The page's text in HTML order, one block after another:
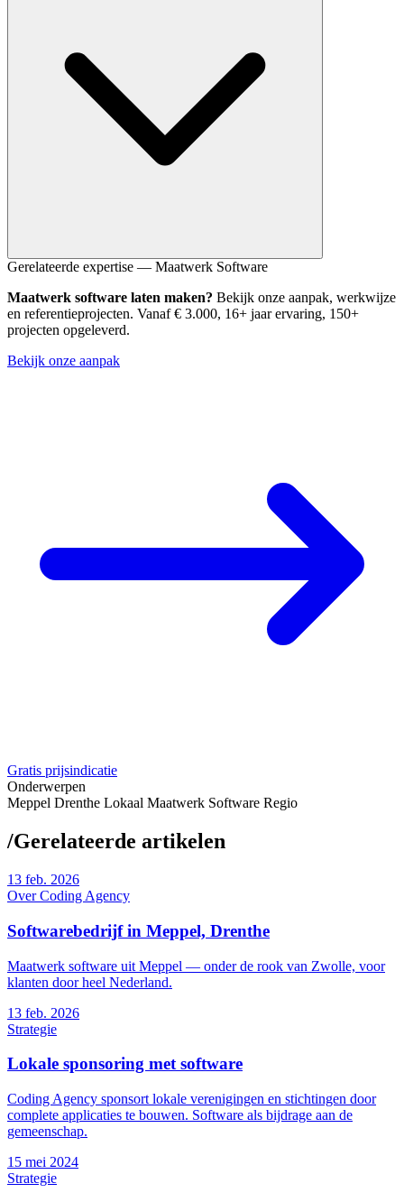
Maakindustrie, logistiek, agrarisch, zakelijke dienstverlening en
bestelomgevingen.
Gerelateerde expertise — Maatwerk Software
Maatwerk software laten maken? Bekijk onze aanpak, werkwijze
en referentieprojecten. Vanaf € 3.000, 16+ jaar ervaring, 150+
projecten opgeleverd.
Bekijk onze aanpak
Gratis prijsindicatie
Onderwerpen
Meppel Drenthe Lokaal Maatwerk Software Regio
/Gerelateerde artikelen
13 feb. 2026
Over Coding Agency
Softwarebedrijf in Meppel, Drenthe
Maatwerk software uit Meppel — onder de rook van Zwolle, voor
klanten door heel Nederland.
13 feb. 2026
Strategie
Lokale sponsoring met software
Coding Agency sponsort lokale verenigingen en stichtingen door
complete applicaties te bouwen. Software als bijdrage aan de
gemeenschap.
15 mei 2024
Strategie